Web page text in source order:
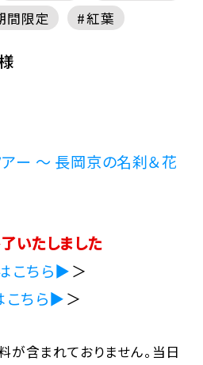
間限定 紅葉
ー ～ 長岡京の名刹＆花
いたしました
こちら▶＞
こちら▶＞
含まれておりません。当日